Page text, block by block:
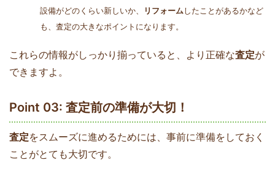
設備がどのくらい新しいか、
リフォーム したことがあるかなど
も、査定の大きなポイントになります。
これらの情報がしっかり揃っていると、より正確な査定が
できますよ。
Point 03: 査定前の準備が大切！
査定をスムーズに進めるためには、事前に準備をしておく
ことがとても大切です。